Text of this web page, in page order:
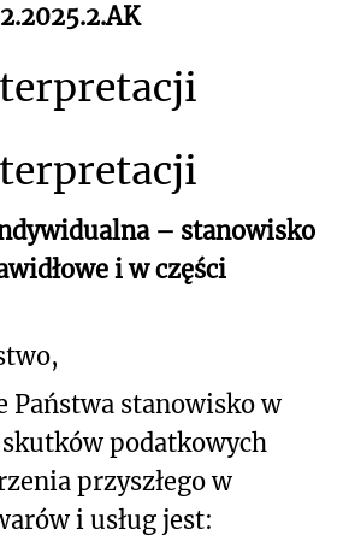
– stanowisko
i w części
Państwa stanowisko w
podatkowych
przyszłego w
i usług jest: